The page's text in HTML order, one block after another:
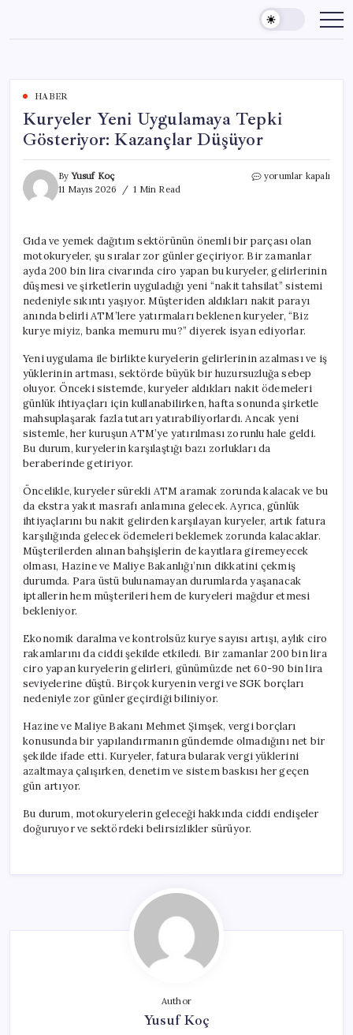
content
HABER
Kuryeler Yeni Uygulamaya Tepki
Gösteriyor: Kazançlar Düşüyor
ByYusuf Koç
11 Mayıs 2026
1 Min Read
Kuryeler
Kazançlar
Düşüyor
için
yorumlar kapalı
Gıda ve yemek dağıtım sektörünün önemli bir parçası olan
motokuryeler, şu sıralar zor günler geçiriyor. Bir zamanlar
ayda 200 bin lira civarında ciro yapan bu kuryeler, gelirlerinin
düşmesi ve şirketlerin uyguladığı yeni “nakit tahsilat” sistemi
nedeniyle sıkıntı yaşıyor. Müşteriden aldıkları nakit parayı
anında belirli ATM’lere yatırmaları beklenen kuryeler, “Biz
kurye miyiz, banka memuru mu?” diyerek isyan ediyorlar.
Yeni uygulama ile birlikte kuryelerin gelirlerinin azalması ve iş
yüklerinin artması, sektörde büyük bir huzursuzluğa sebep
oluyor. Önceki sistemde, kuryeler aldıkları nakit ödemeleri
günlük ihtiyaçları için kullanabilirken, hafta sonunda şirketle
mahsuplaşarak fazla tutarı yatırabiliyorlardı. Ancak yeni
sistemle, her kuruşun ATM’ye yatırılması zorunlu hale geldi.
Bu durum, kuryelerin karşılaştığı bazı zorlukları da
beraberinde getiriyor.
Öncelikle, kuryeler sürekli ATM aramak zorunda kalacak ve bu
da ekstra yakıt masrafı anlamına gelecek. Ayrıca, günlük
ihtiyaçlarını bu nakit gelirden karşılayan kuryeler, artık fatura
karşılığında gelecek ödemeleri beklemek zorunda kalacaklar.
Müşterilerden alınan bahşişlerin de kayıtlara giremeyecek
olması, Hazine ve Maliye Bakanlığı’nın dikkatini çekmiş
durumda. Para üstü bulunamayan durumlarda yaşanacak
iptallerin hem müşterileri hem de kuryeleri mağdur etmesi
bekleniyor.
Ekonomik daralma ve kontrolsüz kurye sayısı artışı, aylık ciro
rakamlarını da ciddi şekilde etkiledi. Bir zamanlar 200 bin lira
ciro yapan kuryelerin gelirleri, günümüzde net 60-90 bin lira
seviyelerine düştü. Birçok kuryenin vergi ve SGK borçları
nedeniyle zor günler geçirdiği biliniyor.
Hazine ve Maliye Bakanı Mehmet Şimşek, vergi borçları
konusunda bir yapılandırmanın gündemde olmadığını net bir
şekilde ifade etti. Kuryeler, fatura bularak vergi yüklerini
azaltmaya çalışırken, denetim ve sistem baskısı her geçen
gün artıyor.
Bu durum, motokuryelerin geleceği hakkında ciddi endişeler
doğuruyor ve sektördeki belirsizlikler sürüyor.
Author
Yusuf Koç